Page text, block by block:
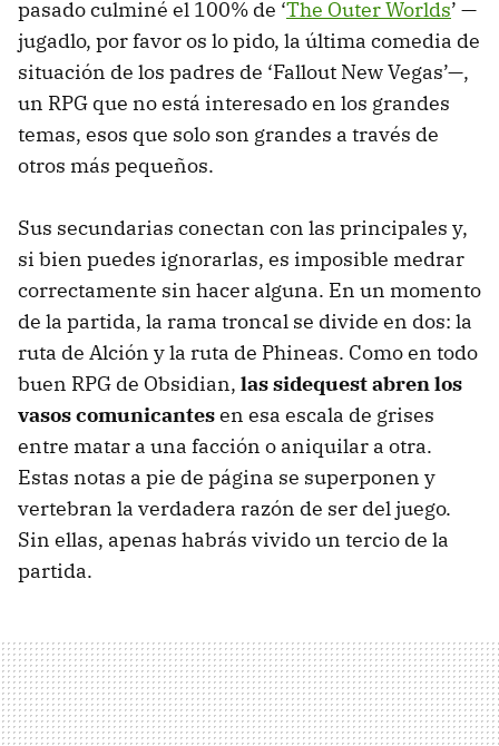
pasado culminé el 100% de ‘The Outer Worlds’ —
jugadlo, por favor os lo pido, la última comedia de
situación de los padres de ‘Fallout New Vegas’—,
un RPG que no está interesado en los grandes
temas, esos que solo son grandes a través de
otros más pequeños.
Sus secundarias conectan con las principales y,
si bien puedes ignorarlas, es imposible medrar
correctamente sin hacer alguna. En un momento
de la partida, la rama troncal se divide en dos: la
ruta de Alción y la ruta de Phineas. Como en todo
buen RPG de Obsidian, las sidequest abren los
vasos comunicantesen esa escala de grises
entre matar a una facción o aniquilar a otra.
Estas notas a pie de página se superponen y
vertebran la verdadera razón de ser del juego.
Sin ellas, apenas habrás vivido un tercio de la
partida.